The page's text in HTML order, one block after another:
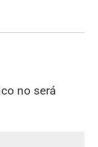
no será